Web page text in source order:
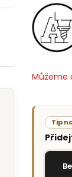
Můžeme
Tip